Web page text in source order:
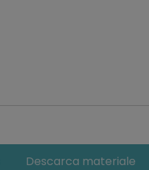
Descarca materiale